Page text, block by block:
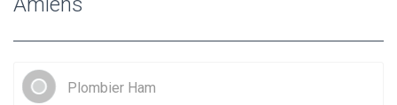
Plombier Ham